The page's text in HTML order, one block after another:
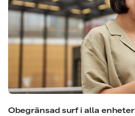
Obegränsad surf i alla enheter